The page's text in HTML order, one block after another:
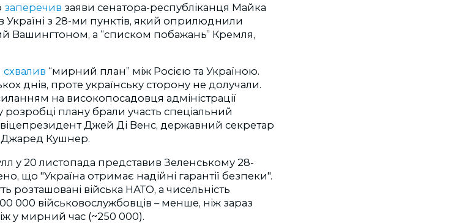
заперечив заяви сенатора-республіканця Майка
з 28-ми пунктів, який оприлюднили
Вашингтоном, а “списком побажань” Кремля,
схвалив “мирний план” між Росією та Україною.
днів, проте українську сторону не долучали.
на високопосадовця адміністрації
плану брали участь спеціальний
Джей Ді Венс, державний секретар
Джаред Кушнер.
у 20 листопада представив Зеленському 28-
що "Україна отримає надійні гарантії безпеки".
розташовані війська НАТО, а чисельність
000 військовослужбовців – менше, ніж зараз
у мирний час (~250 000).